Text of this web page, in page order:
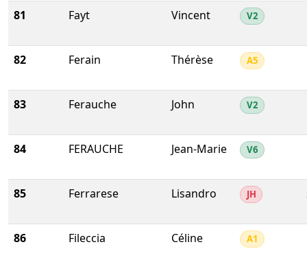
81 Fayt Vincent V2
82 Ferain Thérèse A5
83 Ferauche John V2
84 FERAUCHE Jean-Marie V6
85 Ferrarese Lisandro JH
86 Fileccia Céline A1